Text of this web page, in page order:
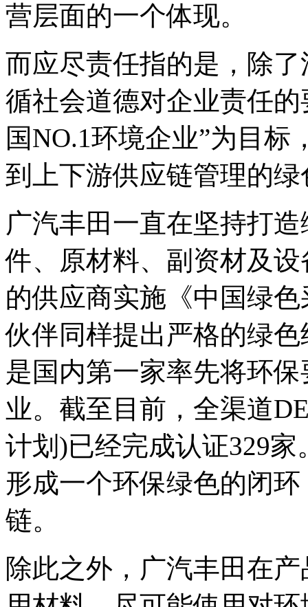
营层面的一个体现。
而应尽责任指的是，除
循社会道德对企业责任
国NO.1环境企业”为目
到上下游供应链管理的
广汽丰田一直在坚持打
件、原材料、副资材及
的供应商实施《中国绿
伙伴同样提出严格的绿
是国内第一家率先将环
业。截至目前，全渠道
计划)已经完成认证329
形成一个环保绿色的闭
链。
除此之外，广汽丰田在